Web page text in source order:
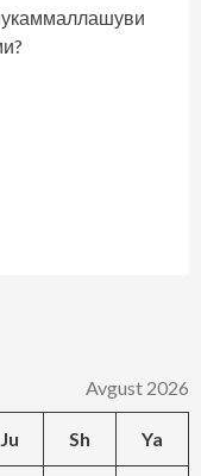
Avgust 2026
Ju Sh Ya